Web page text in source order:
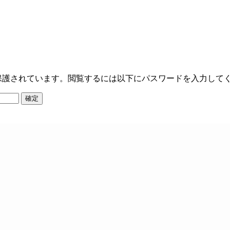
されています。閲覧するには以下にパスワードを入力して